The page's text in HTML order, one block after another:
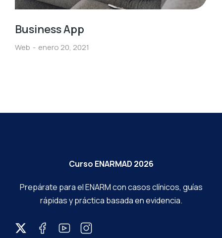
Business App
Web enero 20, 2021
Curso ENARMAD 2026
Prepárate para el ENARM con casos clínicos, guías
rápidas y práctica basada en evidencia.